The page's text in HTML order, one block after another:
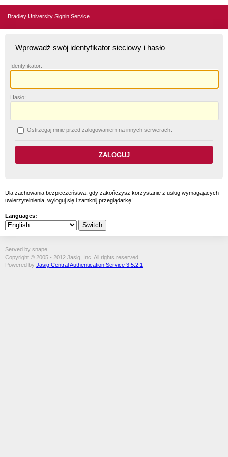
Bradley University Signin Service
Wprowadź swój identyfikator sieciowy i hasło
Identyfikator:
Hasło:
Ostrzegaj mnie przed zalogowaniem na innych serwerach.
Dla zachowania bezpieczeństwa, gdy zakończysz korzystanie z usług wymagających
uwierzytelnienia, wyloguj się i zamknij przeglądarkę!
Languages:
Served by snape
Copyright © 2005 - 2012 Jasig, Inc. All rights reserved.
Powered by Jasig Central Authentication Service 3.5.2.1